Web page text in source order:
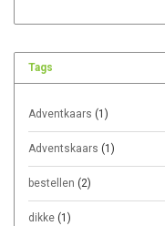
Tags
Adventkaars (1)
Adventskaars (1)
bestellen (2)
dikke (1)